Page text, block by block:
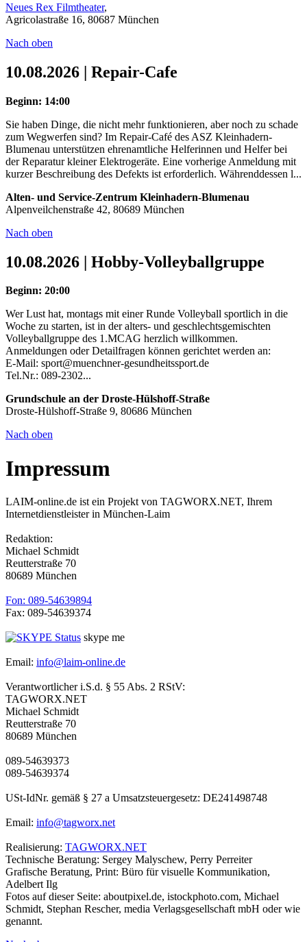
Neues Rex Filmtheater,
Agricolastraße 16, 80687 München
Nach oben
10.08.2026 | Repair-Cafe
Beginn: 14:00
Sie haben Dinge, die nicht mehr funktionieren, aber noch zu schade
zum Wegwerfen sind? Im Repair-Café des ASZ Kleinhadern-
Blumenau unterstützen ehrenamtliche Helferinnen und Helfer bei
der Reparatur kleiner Elektrogeräte. Eine vorherige Anmeldung mit
kurzer Beschreibung des Defekts ist erforderlich. Währenddessen l...
Alten- und Service-Zentrum Kleinhadern-Blumenau
Alpenveilchenstraße 42, 80689 München
Nach oben
10.08.2026 | Hobby-Volleyballgruppe
Beginn: 20:00
Wer Lust hat, montags mit einer Runde Volleyball sportlich in die
Woche zu starten, ist in der alters- und geschlechtsgemischten
Volleyballgruppe des 1.MCAG herzlich willkommen.
Anmeldungen oder Detailfragen können gerichtet werden an:
E-Mail: sport@muenchner-gesundheitssport.de
Tel.Nr.: 089-2302...
Grundschule an der Droste-Hülshoff-Straße
Droste-Hülshoff-Straße 9, 80686 München
Nach oben
Impressum
LAIM-online.de ist ein Projekt von TAGWORX.NET, Ihrem
Internetdienstleister in München-Laim
Redaktion:
Michael Schmidt
Reutterstraße 70
80689 München
Fon: 089-54639894
Fax: 089-54639374
skype me
Email: info@laim-online.de
Verantwortlicher i.S.d. § 55 Abs. 2 RStV:
TAGWORX.NET
Michael Schmidt
Reutterstraße 70
80689 München
089-54639373
089-54639374
USt-IdNr. gemäß § 27 a Umsatzsteuergesetz: DE241498748
Email: info@tagworx.net
Realisierung: TAGWORX.NET
Technische Beratung: Sergey Malyschew, Perry Perreiter
Grafische Beratung, Print: Büro für visuelle Kommunikation,
Adelbert Ilg
Fotos auf dieser Seite: aboutpixel.de, istockphoto.com, Michael
Schmidt, Stephan Rescher, media Verlagsgesellschaft mbH oder wie
genannt.